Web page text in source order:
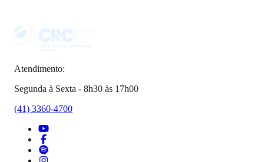
Atendimento:
Segunda à Sexta - 8h30 às 17h00
(41) 3360-4700